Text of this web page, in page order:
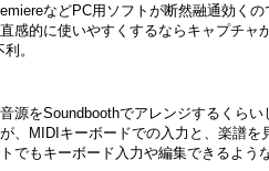
などPC用ソフトが断然融通効く
感的に使いやすくするならキャプチャ
。
源をSoundboothでアレンジするくら
、MIDIキーボードでの入力と、楽譜
でもキーボード入力や編集できるよう